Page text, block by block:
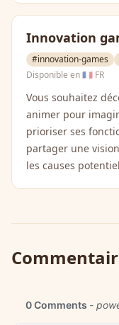
Innovation
#innovation-games
Disponible en🇫🇷 FR
Vous souhaitez
animer pour
prioriser ses
partager une
les causes